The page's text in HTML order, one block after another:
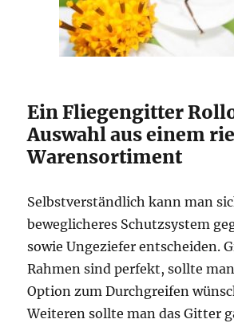
Ein Fliegengitter
Auswahl aus einem
Warensortiment
Selbstverständlich kann man
beweglicheres Schutzsystem
sowie Ungeziefer entscheiden.
Rahmen sind perfekt, sollte
Option zum Durchgreifen
Weiteren sollte man das Gitter